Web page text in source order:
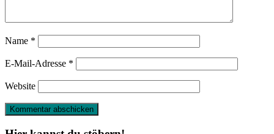
Name *
E-Mail-Adresse *
Website